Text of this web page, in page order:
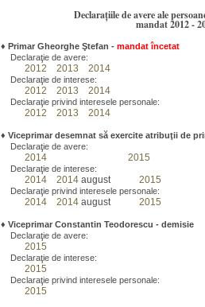
Declarațiile de avere ale
mandat 2012 -
♦ Primar Gheorghe Ştefan - mandat încetat
Declaraţie de avere:
2012 2013 2014
Declaraţie de interese:
2012 2013 2014
Declaraţie privind interesele personale:
2012 2013 2014
♦ Viceprimar desemnat să exercite atribuţii de
Declaraţie de avere:
2014 2015
Declaraţie de interese:
2014 2014august 2015
Declaraţie privind interesele personale:
2014 2014august 2015
♦ Viceprimar Constantin Teodorescu - demisie
Declaraţie de avere:
2015
Declaraţie de interese:
2015
Declaraţie privind interesele personale:
2015